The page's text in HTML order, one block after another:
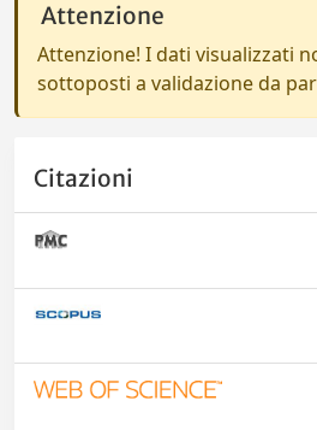
Attenzione
Attenzione! I dati visualizzati
sottoposti a validazione da
Citazioni